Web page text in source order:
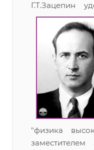
Г.Т.Зацепин
"физика